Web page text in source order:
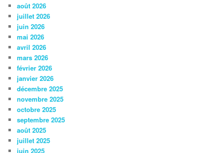
août 2026
juillet 2026
juin 2026
mai 2026
avril 2026
mars 2026
février 2026
janvier 2026
décembre 2025
novembre 2025
octobre 2025
septembre 2025
août 2025
juillet 2025
juin 2025